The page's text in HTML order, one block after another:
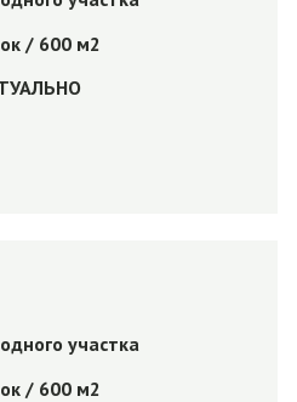
/ 600 м2
участка
/ 600 м2